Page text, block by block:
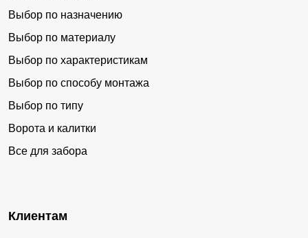
Выбор по назначению
Выбор по материалу
Выбор по характеристикам
Выбор по способу монтажа
Выбор по типу
Ворота и калитки
Все для забора
Клиентам